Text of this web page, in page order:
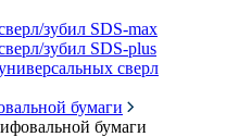
зубил SDS-max
зубил SDS-plus
сверл
бумаги
бумаги